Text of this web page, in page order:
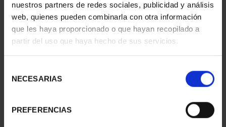
nuestros partners de redes sociales, publicidad y análisis
web, quienes pueden combinarla con otra información
que les haya proporcionado o que hayan recopilado a
partir del uso que haya hecho de sus servicios.
NECESARIAS
PREFERENCIAS